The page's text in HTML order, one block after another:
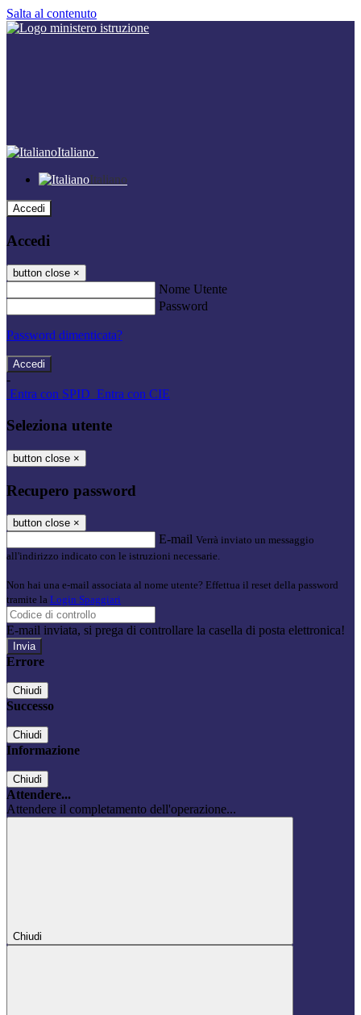
Salta al contenuto
Italiano
Italiano
Accedi
Accedi
button close ×
Nome Utente
Password
Password dimenticata?
-
Entra con SPID Entra con CIE
Seleziona utente
button close ×
Recupero password
button close ×
E-mail Verrà inviato un messaggio
all'indirizzo indicato con le istruzioni necessarie.
Non hai una e-mail associata al nome utente? Effettua il reset della password
tramite la Login Spaggiari
E-mail inviata, si prega di controllare la casella di posta elettronica!
Errore
Chiudi
Successo
Chiudi
Informazione
Chiudi
Attendere...
Attendere il completamento dell'operazione...
Chiudi